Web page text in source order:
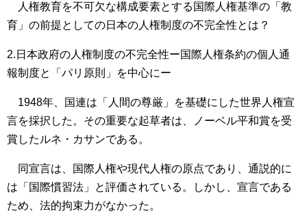
人権教育を不可欠な構成要素とする国際人権基準の「教
育」の前提としての日本の人権制度の不完全性とは？
2.日本政府の人権制度の不完全性ー国際人権条約の個人通
報制度と「パリ原則」を中心にー
1948年、国連は「人間の尊厳」を基礎にした世界人権宣
言を採択した。その重要な起草者は、ノーベル平和賞を受
賞したルネ・カサンである。
同宣言は、国際人権や現代人権の原点であり、通説的に
は「国際慣習法」と評価されている。しかし、宣言である
ため、法的拘束力がなかった。